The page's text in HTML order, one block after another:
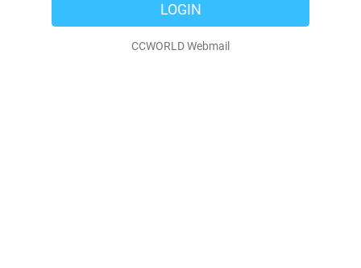
LOGIN
CCWORLD Webmail